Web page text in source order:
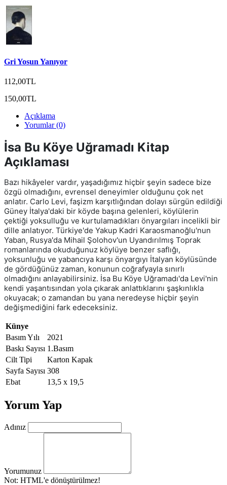
Gri Yosun Yanıyor
112,00TL
150,00TL
Açıklama
Yorumlar (0)
İsa Bu Köye Uğramadı Kitap
Açıklaması
Bazı hikâyeler vardır, yaşadığımız hiçbir şeyin sadece bize
özgü olmadığını, evrensel deneyimler olduğunu çok net
anlatır. Carlo Levi, faşizm karşıtlığından dolayı sürgün edildiği
Güney İtalya'daki bir köyde başına gelenleri, köylülerin
çektiği yoksulluğu ve kurtulamadıkları önyargıları incelikli bir
dille anlatıyor. Türkiye'de Yakup Kadri Karaosmanoğlu'nun
Yaban, Rusya'da Mihail Şolohov'un Uyandırılmış Toprak
romanlarında okuduğunuz köylüye benzer saflığı,
yoksunluğu ve yabancıya karşı önyargıyı İtalyan köylüsünde
de gördüğünüz zaman, konunun coğrafyayla sınırlı
olmadığını anlayabilirsiniz. İsa Bu Köye Uğramadı'da Levi'nin
kendi yaşantısından yola çıkarak anlattıklarını şaşkınlıkla
okuyacak; o zamandan bu yana neredeyse hiçbir şeyin
değişmediğini fark edeceksiniz.
Künye
Basım Yılı
2021
Baskı Sayısı 1.Basım
Cilt Tipi
Karton Kapak
Sayfa Sayısı 308
Ebat
13,5 x 19,5
Yorum Yap
Adınız
Yorumunuz
Not: HTML'e dönüştürülmez!